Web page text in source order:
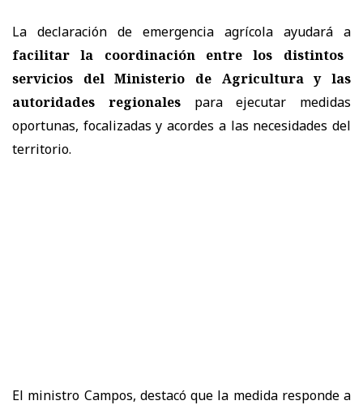
La declaración de emergencia agrícola ayudará a
facilitar la coordinación entre los distintos
servicios del Ministerio de Agricultura y las
autoridades regionalespara ejecutar medidas
oportunas, focalizadas y acordes a las necesidades del
territorio.
El ministro Campos, destacó que la medida responde a